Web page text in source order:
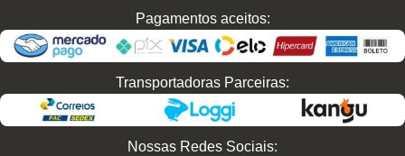
Pagamentos aceitos:
Transportadoras Parceiras:
Nossas Redes Sociais: